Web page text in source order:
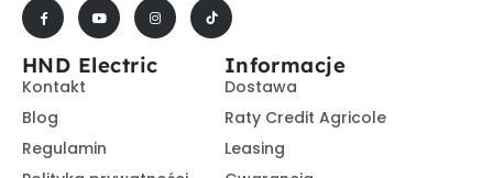
HND Electric
Kontakt
Blog
Regulamin
Informacje
Dostawa
Raty Credit Agricole
Leasing